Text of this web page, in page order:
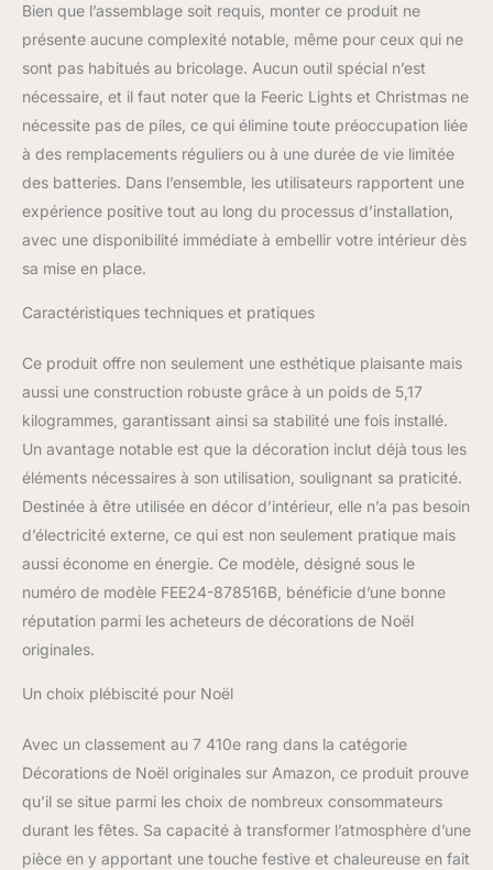
Bien que l’assemblage soit requis, monter ce produit ne
présente aucune complexité notable, même pour ceux qui ne
sont pas habitués au bricolage. Aucun outil spécial n’est
nécessaire, et il faut noter que la Feeric Lights et Christmas ne
nécessite pas de piles, ce qui élimine toute préoccupation liée
à des remplacements réguliers ou à une durée de vie limitée
des batteries. Dans l’ensemble, les utilisateurs rapportent une
expérience positive tout au long du processus d’installation,
avec une disponibilité immédiate à embellir votre intérieur dès
sa mise en place.
Caractéristiques techniques et pratiques
Ce produit offre non seulement une esthétique plaisante mais
aussi une construction robuste grâce à un poids de 5,17
kilogrammes, garantissant ainsi sa stabilité une fois installé.
Un avantage notable est que la décoration inclut déjà tous les
éléments nécessaires à son utilisation, soulignant sa praticité.
Destinée à être utilisée en décor d’intérieur, elle n’a pas besoin
d’électricité externe, ce qui est non seulement pratique mais
aussi économe en énergie. Ce modèle, désigné sous le
numéro de modèle FEE24-878516B, bénéficie d’une bonne
réputation parmi les acheteurs de décorations de Noël
originales.
Un choix plébiscité pour Noël
Avec un classement au 7 410e rang dans la catégorie
Décorations de Noël originales sur Amazon, ce produit prouve
qu’il se situe parmi les choix de nombreux consommateurs
durant les fêtes. Sa capacité à transformer l’atmosphère d’une
pièce en y apportant une touche festive et chaleureuse en fait